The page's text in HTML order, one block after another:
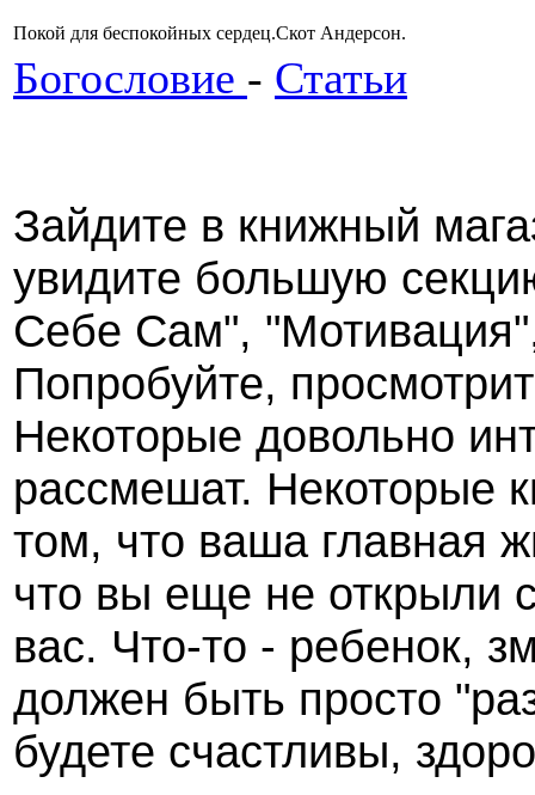
Покой для беспокойных сердец.Скот Андерсон.
Богословие - Статьи
Зайдите в книжный
увидите большую
Себе Сам",
Попробуйте,
Некоторые довольно
рассмешат. Некоторые
том, что ваша главная
что вы еще не открыли
вас. Что-то - ребенок,
должен быть просто
будете счастливы,